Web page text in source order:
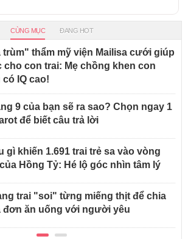
CÙNG MỤC ĐANG HOT
trùm" thẩm mỹ viện Mailisa cưới giúp
cho con trai: Mẹ chồng khen con
có IQ cao!
9 của bạn sẽ ra sao? Chọn ngay 1
để biết câu trả lời
gì khiến 1.691 trai trẻ sa vào vòng
Hồng Tỷ: Hé lộ góc nhìn tâm lý
trai "soi" từng miếng thịt để chia
đơn ăn uống với người yêu